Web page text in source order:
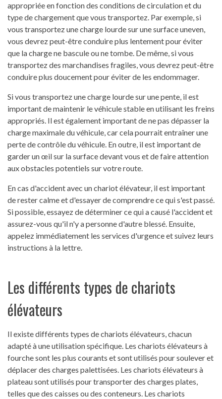
appropriée en fonction des conditions de circulation et du
type de chargement que vous transportez. Par exemple, si
vous transportez une charge lourde sur une surface uneven,
vous devrez peut-être conduire plus lentement pour éviter
que la charge ne bascule ou ne tombe. De même, si vous
transportez des marchandises fragiles, vous devrez peut-être
conduire plus doucement pour éviter de les endommager.
Si vous transportez une charge lourde sur une pente, il est
important de maintenir le véhicule stable en utilisant les freins
appropriés. Il est également important de ne pas dépasser la
charge maximale du véhicule, car cela pourrait entraîner une
perte de contrôle du véhicule. En outre, il est important de
garder un œil sur la surface devant vous et de faire attention
aux obstacles potentiels sur votre route.
En cas d'accident avec un chariot élévateur, il est important
de rester calme et d'essayer de comprendre ce qui s'est passé.
Si possible, essayez de déterminer ce qui a causé l'accident et
assurez-vous qu'il n'y a personne d'autre blessé. Ensuite,
appelez immédiatement les services d'urgence et suivez leurs
instructions à la lettre.
Les différents types de chariots
élévateurs
Il existe différents types de chariots élévateurs, chacun
adapté à une utilisation spécifique. Les chariots élévateurs à
fourche sont les plus courants et sont utilisés pour soulever et
déplacer des charges palettisées. Les chariots élévateurs à
plateau sont utilisés pour transporter des charges plates,
telles que des caisses ou des conteneurs. Les chariots